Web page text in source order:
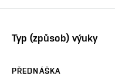
Typ (způsob) výuky
PŘEDNÁŠKA